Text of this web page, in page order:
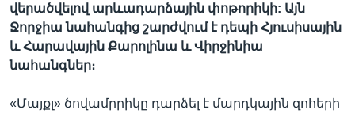
վերածվելով արևադարձային փոթորիկի: Այն
Ջորջիա նահանգից շարժվում է դեպի Հյուսիսային
և Հարավային Քարոլինա և Վիրջինիա
նահանգներ։
«Մայքլ» ծովամրրիկը դարձել է մարդկային զոհերի